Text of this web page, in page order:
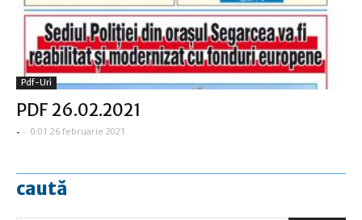
Pdf-Uri
PDF 26.02.2021
- - 0:01 26 februarie 2021
caută